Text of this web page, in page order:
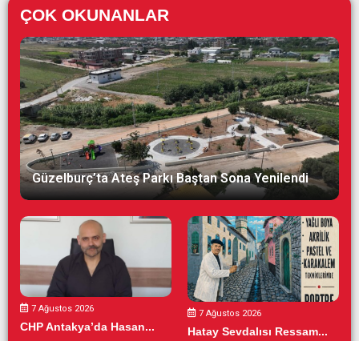
ÇOK OKUNANLAR
Güzelburç’ta Ateş Parkı Baştan Sona Yenilendi
7 Ağustos 2026
CHP Antakya’da Hasan...
7 Ağustos 2026
Hatay Sevdalısı Ressam...